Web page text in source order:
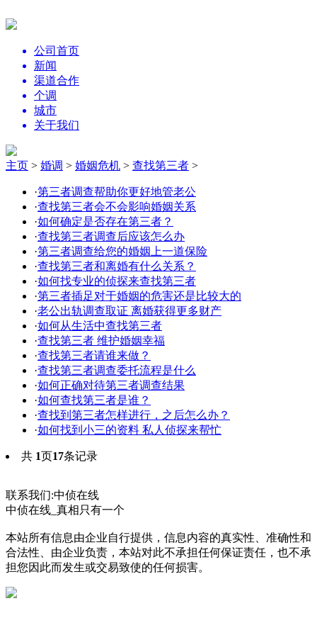
公司首页
新闻
渠道合作
个调
城市
关于我们
主页 > 婚调 > 婚姻危机 > 查找第三者 >
·第三者调查帮助你更好地管老公
·查找第三者会不会影响婚姻关系
·如何确定是否存在第三者？
·查找第三者调查后应该怎么办
·第三者调查给您的婚姻上一道保险
·查找第三者和离婚有什么关系？
·如何找专业的侦探来查找第三者
·第三者插足对于婚姻的危害还是比较大的
·老公出轨调查取证 离婚获得更多财产
·如何从生活中查找第三者
·查找第三者 维护婚姻幸福
·查找第三者请谁来做？
·查找第三者调查委托流程是什么
·如何正确对待第三者调查结果
·如何查找第三者是谁？
·查找到第三者怎样进行，之后怎么办？
·如何找到小三的资料 私人侦探来帮忙
共 1页17条记录
联系我们:中侦在线
中侦在线_真相只有一个
本站所有信息由企业自行提供，信息内容的真实性、准确性和
合法性、由企业负责，本站对此不承担任何保证责任，也不承
担您因此而发生或交易致使的任何损害。